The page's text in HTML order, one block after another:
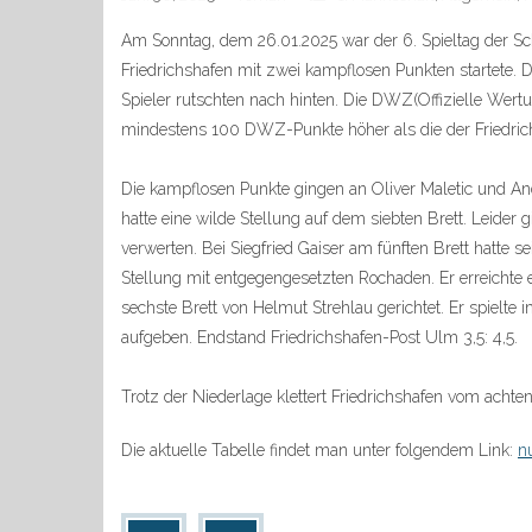
Am Sonntag, dem 26.01.2025 war der 6. Spieltag der
Friedrichshafen mit zwei kampflosen Punkten
Spieler rutschten nach hinten. Die DWZ(Offizielle
mindestens 100 DWZ-Punkte höher als die der
Die kampflosen Punkte gingen an Oliver Maletic und
hatte eine wilde Stellung auf dem siebten Brett. Leider
verwerten. Bei Siegfried Gaiser am fünften Brett hatte
Stellung mit entgegengesetzten Rochaden. Er
sechste Brett von Helmut Strehlau gerichtet. Er
aufgeben. Endstand Friedrichshafen-Post Ulm 3,5: 4,5.
Trotz der Niederlage klettert Friedrichshafen vom
Die aktuelle Tabelle findet man unter folgendem Link: